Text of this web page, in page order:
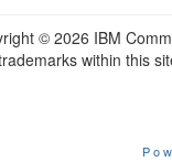
© 2026 IBM
within this